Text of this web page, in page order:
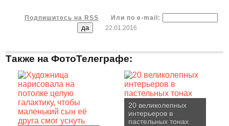
Подпишитесь на RSS
Или по e-mail:
22.01.2016
Также на ФотоТелеграфе:
20 великолепных
интерьеров в
пастельных тонах